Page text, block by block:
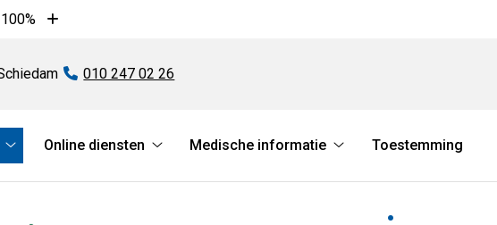
100%
Tekst
10% Tel:
010 247 02 26
Over
ons
Online diensten
diensten
Medische informatie
informatie
Toestemming